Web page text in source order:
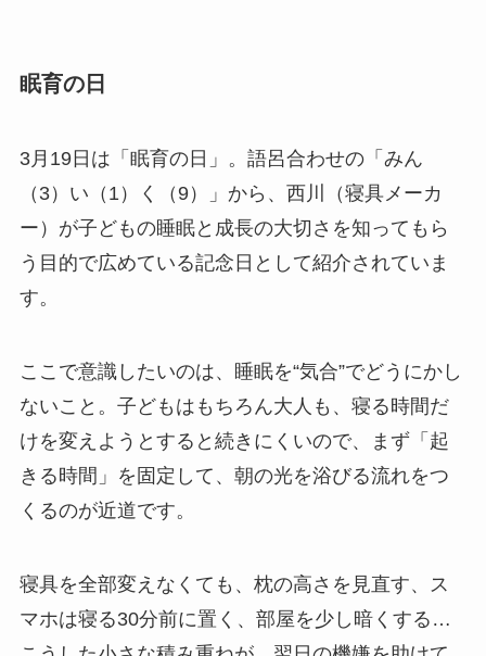
眠育の日
3月19日は「眠育の日」。語呂合わせの「みん
（3）い（1）く（9）」から、西川（寝具メーカ
ー）が子どもの睡眠と成長の大切さを知ってもら
う目的で広めている記念日として紹介されていま
す。
ここで意識したいのは、睡眠を“気合”でどうにかし
ないこと。子どもはもちろん大人も、寝る時間だ
けを変えようとすると続きにくいので、まず「起
きる時間」を固定して、朝の光を浴びる流れをつ
くるのが近道です。
寝具を全部変えなくても、枕の高さを見直す、ス
マホは寝る30分前に置く、部屋を少し暗くする…